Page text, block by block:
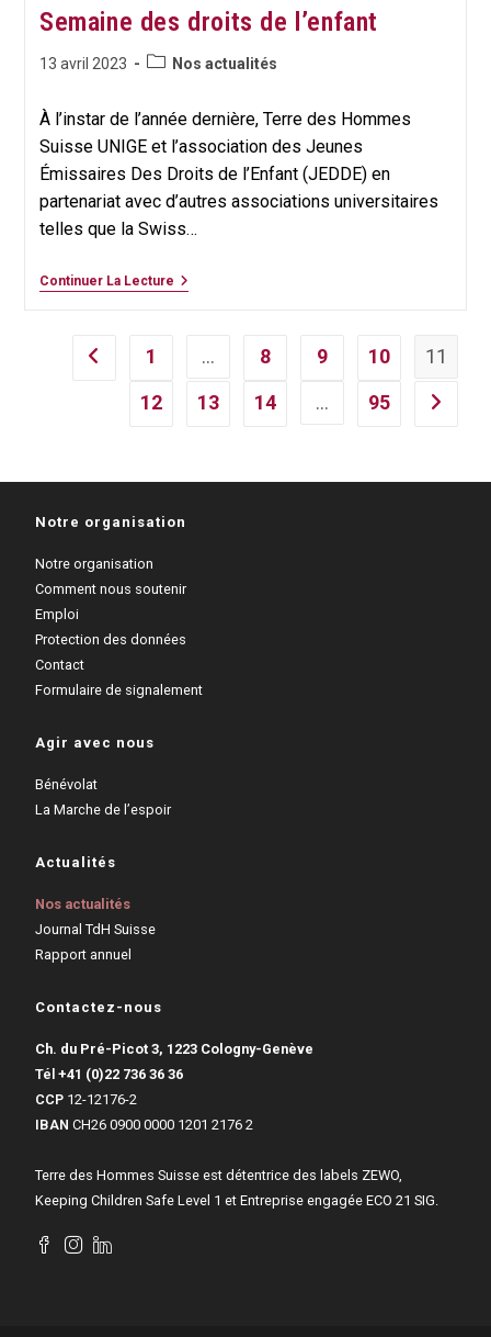
Semaine des droits de l’enfant
Publication
13 avril 2023
PostNos actualités
À l’instar de l’année dernière, Terre des Hommes
Suisse UNIGE et l’association des Jeunes
Émissaires Des Droits de l’Enfant (JEDDE) en
partenariat avec d’autres associations universitaires
telles que la Swiss…
Continuer La LectureSemaine
Go to the previous page
1 … 8 9 10
11
12
13 14 … 95 Aller à
Notre organisation
Notre organisation
Comment nous soutenir
Emploi
Protection des données
Contact
Formulaire de signalement
Agir avec nous
Bénévolat
La Marche de l’espoir
Actualités
Nos actualités
Journal TdH Suisse
Rapport annuel
Contactez-nous
Ch. du Pré-Picot 3, 1223 Cologny-Genève
Tél +41 (0)22 736 36 36
CCP 12-12176-2
IBAN CH26 0900 0000 1201 2176 2
Terre des Hommes Suisse est détentrice des labels ZEWO,
Keeping Children Safe Level 1 et Entreprise engagée ECO 21 SIG.